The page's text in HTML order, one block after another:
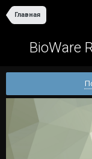
Главная
BioWare